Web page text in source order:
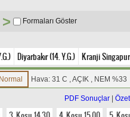
> Formaları Göster
Diyarbakır (14. Y.G.) Kranji
Hava: 31 C , AÇIK , NEM %33
PDF Sonuçlar